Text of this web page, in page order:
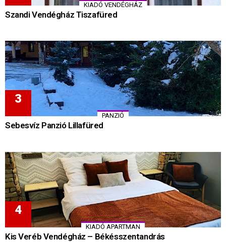
KIADÓ VENDÉGHÁZ
Szandi Vendégház Tiszafüred
PANZIÓ
Sebesvíz Panzió Lillafüred
KIADÓ APARTMAN
Kis Veréb Vendégház – Békésszentandrás